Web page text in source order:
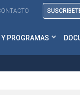
Y PROGRAMAS